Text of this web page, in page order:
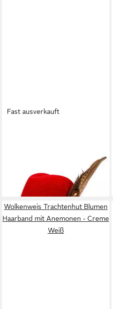
Fast ausverkauft
64,85 €
lieferbar - in 2-3 Werktagen bei dir
Wolkenweis Trachtenhut Blumen
Haarband mit Anemonen - Creme
Weiß